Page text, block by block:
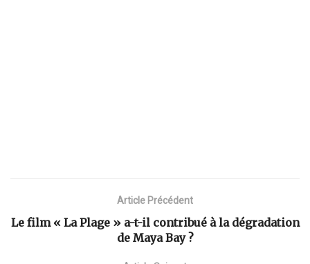
Article Précédent
Le film « La Plage » a-t-il contribué à la dégradation
de Maya Bay ?